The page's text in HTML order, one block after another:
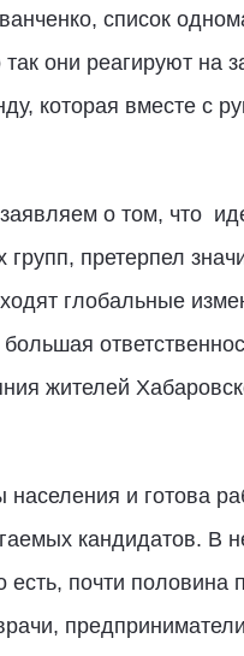
список
они реагируют на
которая вместе с
о том, что
претерпел
глобальные
жителей
и готова
кандидатов. В
почти половина